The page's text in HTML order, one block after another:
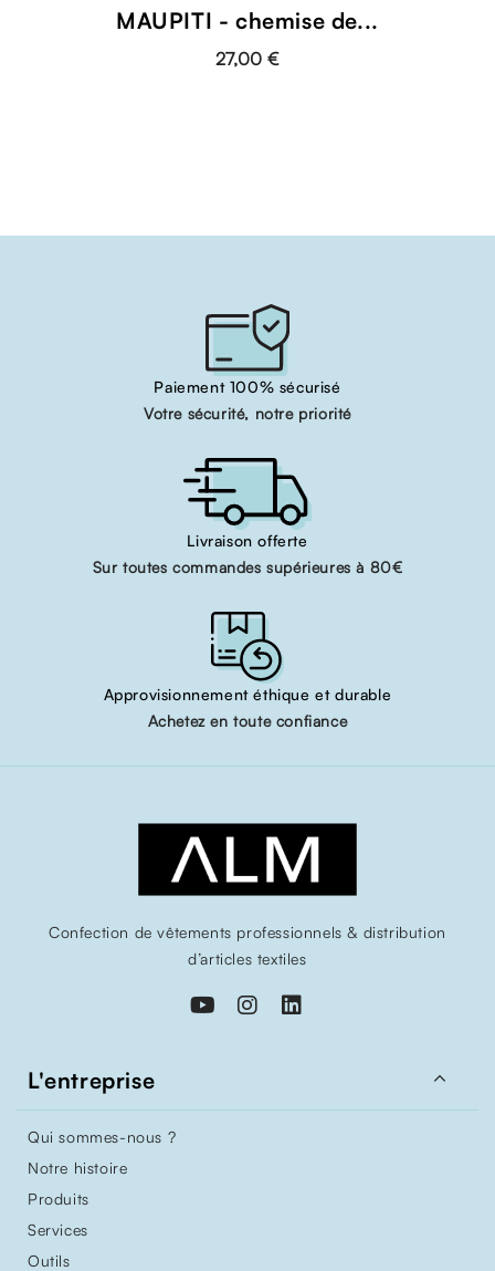
MAUPITI - chemise de...
27,00 €
Paiement 100% sécurisé
Votre sécurité, notre priorité
Livraison offerte
Sur toutes commandes supérieures à 80€
Approvisionnement éthique et durable
Achetez en toute confiance
Confection de vêtements professionnels & distribution
d’articles textiles
L'entreprise 
Qui sommes-nous ?
Notre histoire
Produits
Services
Outils